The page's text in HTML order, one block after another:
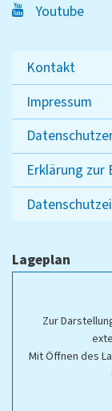
Youtube
Kontakt
Impressum
Erklärung
Lageplan
Zur
Mit Öffnen des